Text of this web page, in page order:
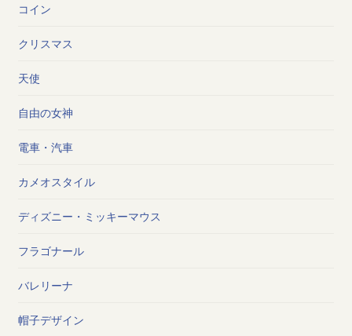
コイン
クリスマス
天使
自由の女神
電車・汽車
カメオスタイル
ディズニー・ミッキーマウス
フラゴナール
バレリーナ
帽子デザイン